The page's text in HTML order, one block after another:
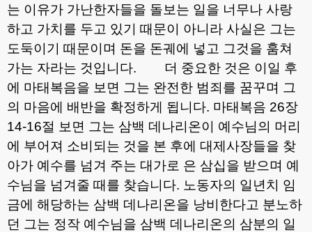
는 이유가 가난한자들을 돌보는 일을 너무나 사랑
하고 가치를 두고 있기 때문이 아니라 사실은 그는
도둑이기 때문이며 돈을 돈궤에 넣고 그것을 훔쳐
가는 자라는 것입니다.
더 중요한 것은 이일 후
에 마태복음을 보면 그는 완전한 범죄를 꿈꾸며 그
의 마음에 배반을 확정하게 됩니다. 마태복음 26장
14-16절 보면 그는 삼백 데나리온이 예수님의 머리
에 부어져 소비되는 것을 본 후에 대제사장들을 찾
아가 예수를 넘겨 주는 대가로 은 삼십을 받으며 예
수님을 넘겨줄 때를 찾습니다. 노동자의 일년치 임
금에 해당하는 삼백 데나리온을 낭비한다고 분노하
던 그는 정작 예수님을 삼백 데나리온의 삼분의 일